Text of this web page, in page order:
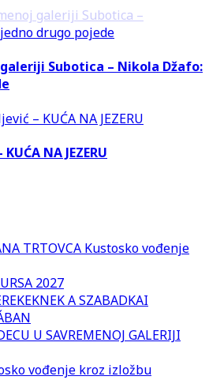
Subotica – Nikola Džafo:
NA JEZERU
TRTOVCA Kustosko vođenje
2027
A SZABADKAI
U SAVREMENOJ GALERIJI
vođenje kroz izložbu